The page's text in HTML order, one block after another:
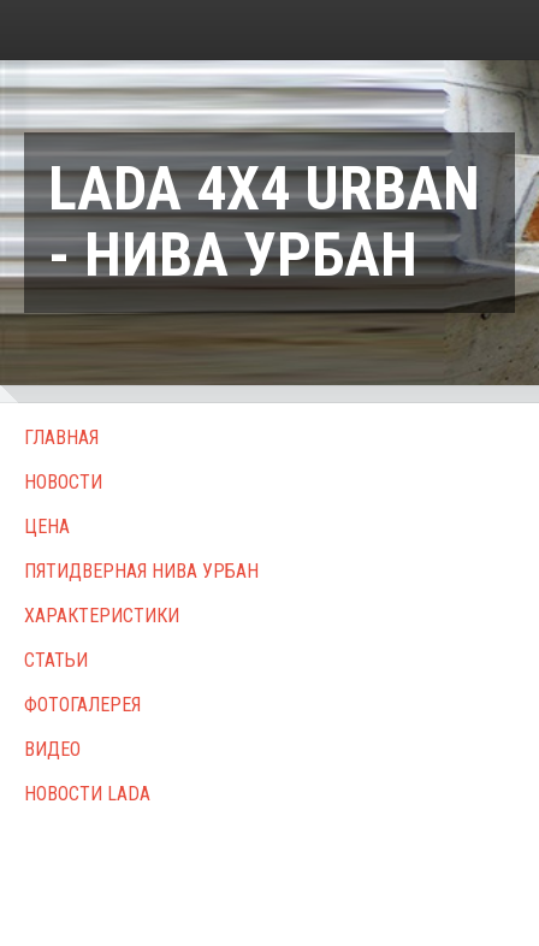
LADA 4X4 URBAN
- НИВА УРБАН
ГЛАВНАЯ
НОВОСТИ
ЦЕНА
ПЯТИДВЕРНАЯ НИВА УРБАН
ХАРАКТЕРИСТИКИ
СТАТЬИ
ФОТОГАЛЕРЕЯ
ВИДЕО
НОВОСТИ LADA